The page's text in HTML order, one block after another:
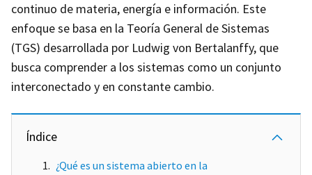
continuo de materia, energía e información. Este
enfoque se basa en la Teoría General de Sistemas
(TGS) desarrollada por Ludwig von Bertalanffy, que
busca comprender a los sistemas como un conjunto
interconectado y en constante cambio.
Índice
¿Qué es un sistema abierto en la